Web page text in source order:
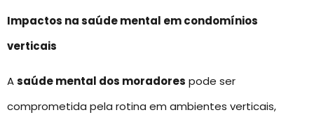
Impactos na saúde mental em condomínios
verticais
Asaúde mental dos moradores pode ser
comprometida pela rotina em ambientes verticais,